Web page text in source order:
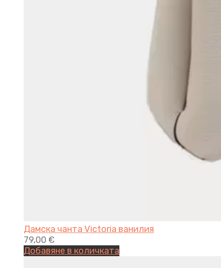
Дамска чанта Victoria ванилия
79,00 €
Добавяне в количката